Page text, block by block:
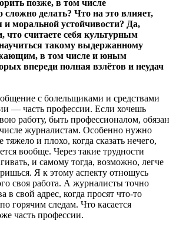
позже, в том числе
делать? Что на это влияет,
моральной устойчивости? Да,
что считаете себя культурным
такому выдержанному
в том числе и юным
впереди полная взлётов и неудач
с болельщиками и средствами
— часть профессии. Если хочешь
работу, быть профессионалом, обязан
журналистам. Особенно нужно
тяжело и плохо, когда сказать нечего,
вообще. Через такие трудности
и самому тогда, возможно, легче
Я к этому аспекту отношусь
своя работа. А журналисты точно
в свой адрес, когда просят что-то
горячим следам. Что касается
часть профессии.